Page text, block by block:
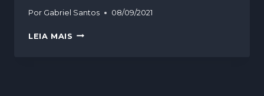
Por Gabriel Santos 08/09/2021
LEIA MAIS